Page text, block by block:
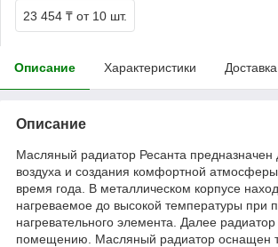
23 454 ₸ от 10 шт.
Описание Характеристики Доставка
Описание
Масляный радиатор Ресанта предназначен
воздуха и создания комфортной
время года. В металлическом корпусе
нагреваемое до высокой температуры при
нагревательного элемента. Далее
помещению. Масляный радиатор оснащен